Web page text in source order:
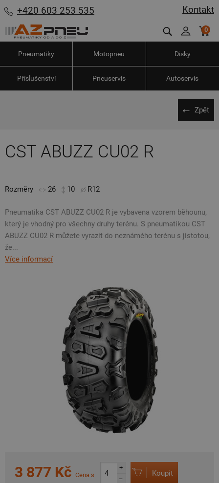
Kontakt
+420 603 253 535
0
Pneumatiky Motopneu Disky
Příslušenství Pneuservis Autoservis
Zpět
CST ABUZZ CU02 R
Rozměry 26 10 R12
Pneumatika CST ABUZZ CU02 R je vybavena vzorem běhounu,
který je vhodný pro všechny druhy terénu. S pneumatikou CST
ABUZZ CU02 R můžete vyrazit do neznámého terénu s jistotou,
že...
Více informací
3 877 Kč Cena s
+
–
Koupit